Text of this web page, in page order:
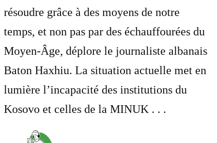
résoudre grâce à des moyens de notre
temps, et non pas par des échauffourées du
Moyen-Âge, déplore le journaliste albanais
Baton Haxhiu. La situation actuelle met en
lumière l’incapacité des institutions du
Kosovo et celles de la MINUK . . .